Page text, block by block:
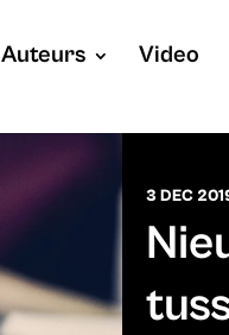
Auteurs Video
3 DEC